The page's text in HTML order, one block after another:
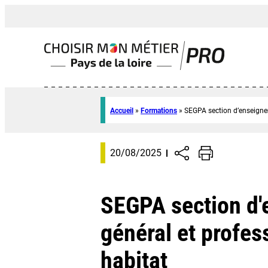
Accueil » Formations » SEGPA section
20/08/2025
SEGPA section
général et
habitat